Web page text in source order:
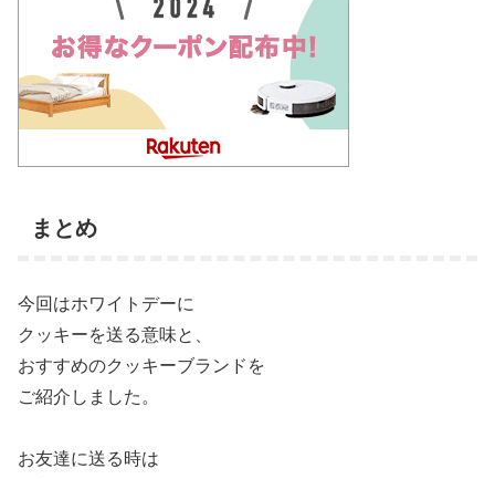
まとめ
今回はホワイトデーに
クッキーを送る意味と、
おすすめのクッキーブランドを
ご紹介しました。
お友達に送る時は